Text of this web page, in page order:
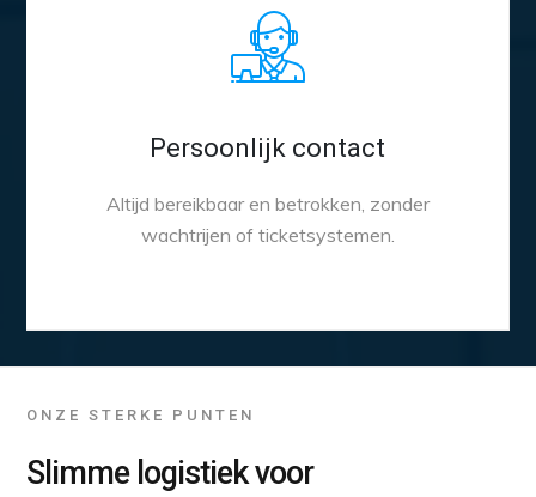
Persoonlijk contact
Altijd bereikbaar en betrokken, zonder
wachtrijen of ticketsystemen.
ONZE STERKE PUNTEN
Slimme logistiek voor